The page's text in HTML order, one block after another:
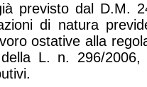
previsto dal D.M.
di natura
ostative alla
L. n. 296/